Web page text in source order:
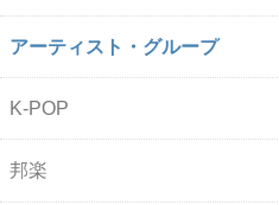
アーティスト・グループ
K-POP
邦楽